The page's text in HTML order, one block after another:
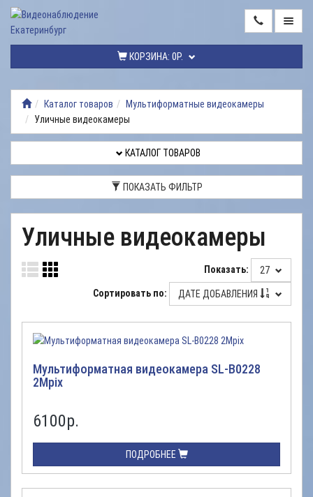
КОРЗИНА: 0Р.
ТОВАРОВ
МОНТАЖ
ВИДЕОНАБЛЮДЕНИЯ
РЕМОНТ
ВИДЕОНАБЛЮДЕНИЯ
ДОСТАВКА
НАШИ
РАБОТЫ
Каталог товаров
Мультиформатные видеокамеры
Уличные видеокамеры
КАТАЛОГ ТОВАРОВ
ПОКАЗАТЬ ФИЛЬТР
Уличные видеокамеры
Показать: 27
Сортировать по: ДАТЕ ДОБАВЛЕНИЯ
Мультиформатная видеокамера SL-B0228
2Mpix
6100р.
ПОДРОБНЕЕ